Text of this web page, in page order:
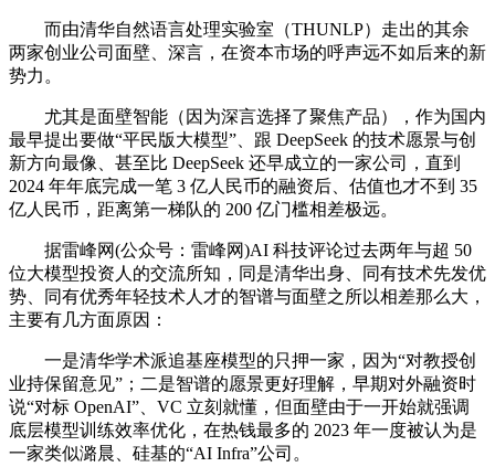
而由清华自然语言处理实验室（THUNLP）走出的其余
两家创业公司面壁、深言，在资本市场的呼声远不如后来的新
势力。
尤其是面壁智能（因为深言选择了聚焦产品），作为国内
最早提出要做“平民版大模型”、跟 DeepSeek 的技术愿景与创
新方向最像、甚至比 DeepSeek 还早成立的一家公司，直到
2024 年年底完成一笔 3 亿人民币的融资后、估值也才不到 35
亿人民币，距离第一梯队的 200 亿门槛相差极远。
据雷峰网(公众号：雷峰网)AI 科技评论过去两年与超 50
位大模型投资人的交流所知，同是清华出身、同有技术先发优
势、同有优秀年轻技术人才的智谱与面壁之所以相差那么大，
主要有几方面原因：
一是清华学术派追基座模型的只押一家，因为“对教授创
业持保留意见”；二是智谱的愿景更好理解，早期对外融资时
说“对标 OpenAI”、VC 立刻就懂，但面壁由于一开始就强调
底层模型训练效率优化，在热钱最多的 2023 年一度被认为是
一家类似潞晨、硅基的“AI Infra”公司。